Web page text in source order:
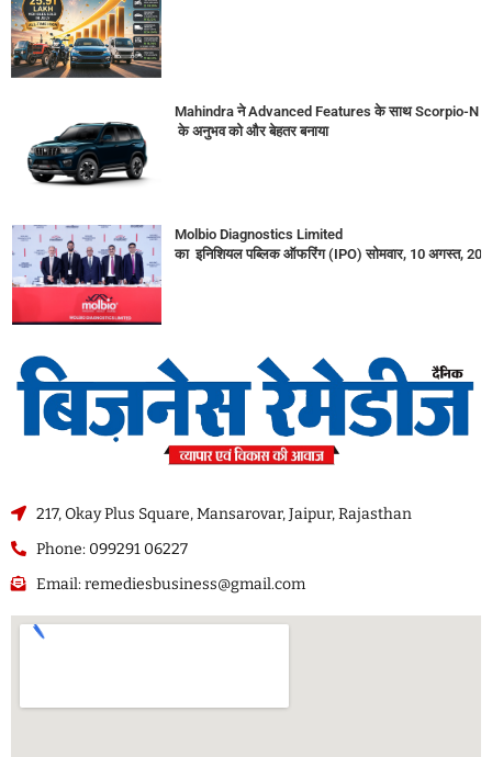
Mahindra ने Advanced Features के साथ Scorpio-N
के अनुभव को और बेहतर बनाया
Molbio Diagnostics Limited
का इनिशियल पब्लिक ऑफरिंग (IPO) सोमवार, 10 अगस्त,
217, Okay Plus Square, Mansarovar, Jaipur, Rajasthan
Phone: 099291 06227
Email: remediesbusiness@gmail.com